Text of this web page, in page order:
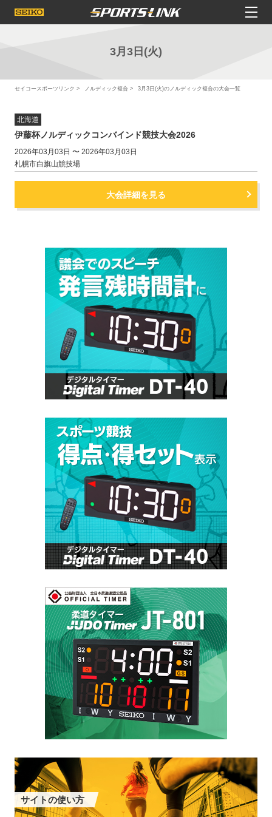
3月3日(火)
セイコースポーツリンク ノルディック複合 3月3日(火)のノルディック複合の大会一覧
北海道
伊藤杯ノルディックコンバインド競技大会2026
2026年03月03日 〜 2026年03月03日
札幌市白旗山競技場
大会詳細を見る
サイトの使い方